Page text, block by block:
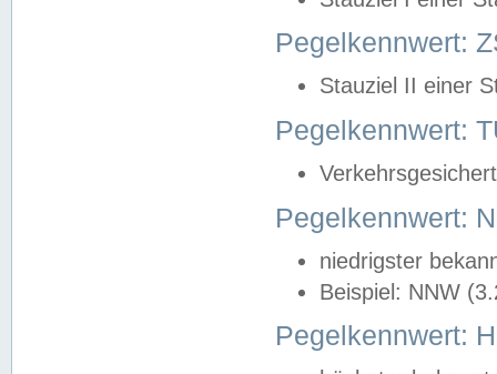
Pegelkennwert:
Stauziel II einer
Pegelkennwert:
Pegelkennwert:
niedrigster
Beispiel: NNW
Pegelkennwert: